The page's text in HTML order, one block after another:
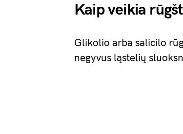
Kaip veikia
Glikolio arba salicilo
negyvus ląstelių